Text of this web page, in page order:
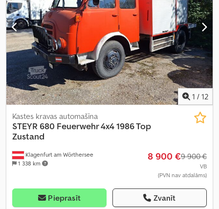
1 / 12
Klagenfurt am Wörthersee
1 338 km
Kastes kravas automašīna
STEYR 680 Feuerwehr 4x4 1986 Top
Zustand
8 900 €9 900 €
VB
(PVN nav atdalāms)
Pieprasīt Zvanīt